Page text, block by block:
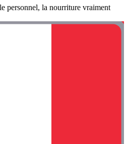
personnel, la nourriture vraiment